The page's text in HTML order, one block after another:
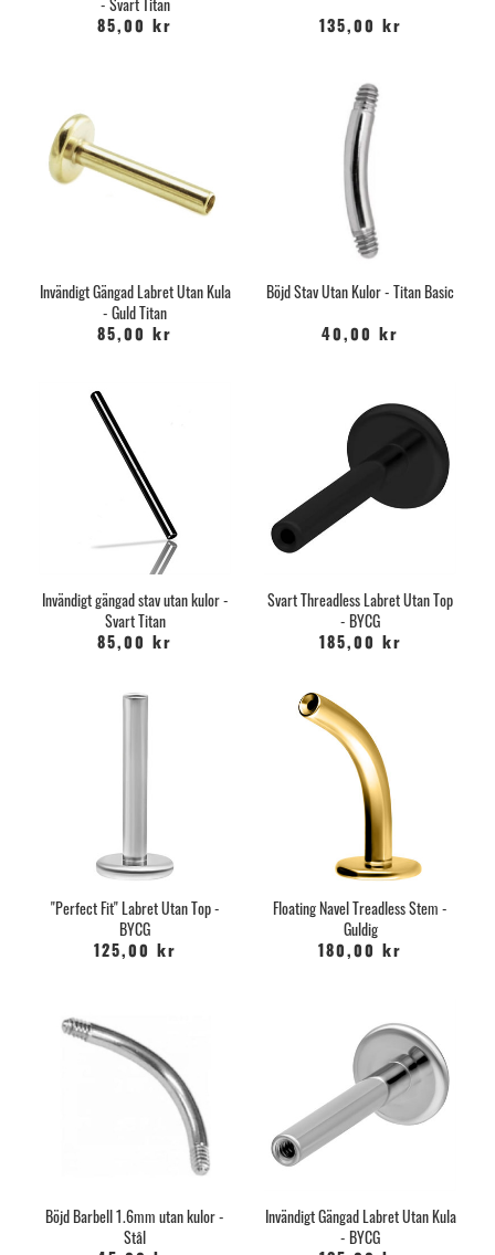
85,00 kr 135,00 kr
Invändigt Gängad Labret Utan Kula
- Guld Titan
85,00 kr
Böjd Stav Utan Kulor - Titan Basic
40,00 kr
Invändigt gängad stav utan kulor -
Svart Titan
85,00 kr
Svart Threadless Labret Utan Top
- BYCG
185,00 kr
"Perfect Fit" Labret Utan Top -
BYCG
125,00 kr
Floating Navel Treadless Stem -
Guldig
180,00 kr
Böjd Barbell 1.6mm utan kulor -
Stål
Invändigt Gängad Labret Utan Kula
- BYCG